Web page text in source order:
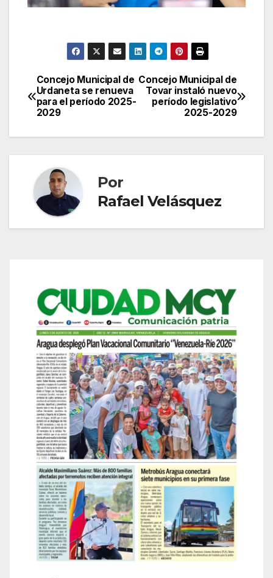
Navegación
de
entradas
Concejo Municipal de
Tovar instaló nuevo
período legislativo
2025-2029
Concejo Municipal de
Urdaneta se renueva
para el período 2025-
2029
Por
Rafael Velásquez